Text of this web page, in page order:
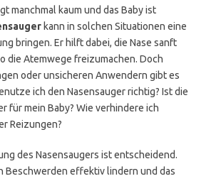
manchmal kaum und das Baby ist
kann in solchen Situationen eine
bringen. Er hilft dabei, die Nase sanft
die Atemwege freizumachen. Doch
oder unsicheren Anwendern gibt es
ich den Nasensauger richtig? Ist die
für mein Baby? Wie verhindere ich
Reizungen?
des Nasensaugers ist entscheidend.
Beschwerden effektiv lindern und das